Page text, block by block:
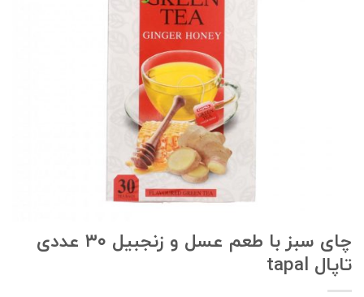
چای سبز با طعم عسل و زنجبیل ۳۰ عددی
تاپال tapal